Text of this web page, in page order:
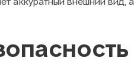
аккуратный внешний вид,